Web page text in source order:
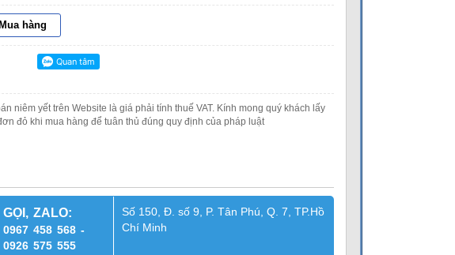
Mua hàng
niêm yết trên Website là giá phải tính thuế VAT. Kính mong quý khách lấy
đỏ khi mua hàng để tuân thủ đúng quy định của pháp luật
GỌI, ZALO:
0967 458 568 -
0926 575 555
Số 150, Đ. số 9, P. Tân Phú, Q. 7, TP.Hồ
Chí Minh